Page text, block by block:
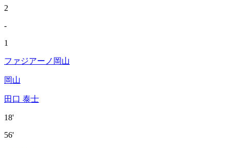
2
-
1
ファジアーノ岡山
岡山
田口 泰士
18'
56'